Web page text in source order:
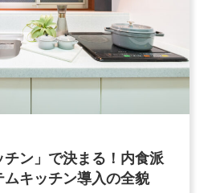
ン」で決まる！内食派
キッチン導入の全貌